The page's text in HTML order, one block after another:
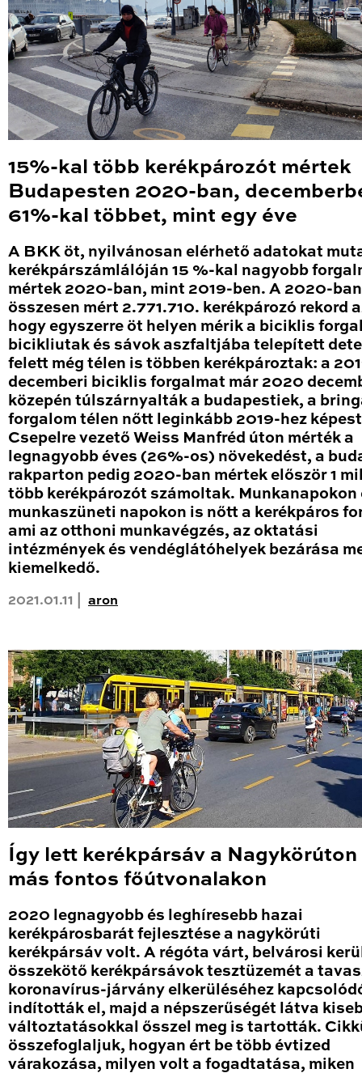
15%-kal több kerékpározót mértek
Budapesten 2020-ban,
61%-kal többet, mint egy éve
A BKK öt, nyilvánosan elérhető adatokat
kerékpárszámlálóján 15 %-kal nagyobb
mértek 2020-ban, mint 2019-ben. A 2020-ban
összesen mért 2.771.710. kerékpározó rekord
hogy egyszerre öt helyen mérik a biciklis
bicikliutak és sávok aszfaltjába telepített
felett még télen is többen kerékpároztak: a
decemberi biciklis forgalmat már 2020
közepén túlszárnyalták a budapestiek, a
forgalom télen nőtt leginkább 2019-hez
Csepelre vezető Weiss Manfréd úton mérték a
legnagyobb éves (26%-os) növekedést, a
rakparton pedig 2020-ban mértek először 1
több kerékpározót számoltak. Munkanapokon
munkaszüneti napokon is nőtt a kerékpáros
ami az otthoni munkavégzés, az oktatási
intézmények és vendéglátóhelyek bezárása
kiemelkedő.
2021.01.11 | aron
Így lett kerékpársáv a Nagykörúton
más fontos főútvonalakon
2020 legnagyobb és leghíresebb hazai
kerékpárosbarát fejlesztése a nagykörúti
kerékpársáv volt. A régóta várt, belvárosi
összekötő kerékpársávok tesztüzemét a
koronavírus-járvány elkerüléséhez
indították el, majd a népszerűségét látva
változtatásokkal ősszel meg is tartották.
összefoglaljuk, hogyan ért be több évtized
várakozása, milyen volt a fogadtatása, miken